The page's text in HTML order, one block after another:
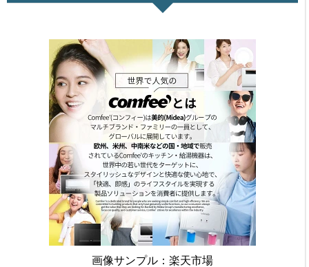
画像サンプル：楽天市場